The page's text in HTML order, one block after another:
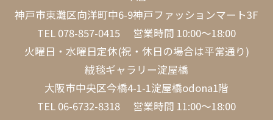
神戸市東灘区向洋町中6-9神戸ファッションマート3F
TEL 078-857-0415 営業時間 10:00～18:00
火曜日・水曜日定休(祝・休日の場合は平常通り)
絨毯ギャラリー淀屋橋
大阪市中央区今橋4-1-1淀屋橋odona1階
TEL 06-6732-8318 営業時間 11:00～18:00